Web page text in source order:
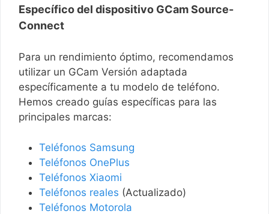
Específico del dispositivo GCam Source-
Connect
Para un rendimiento óptimo, recomendamos
utilizar un GCam Versión adaptada
específicamente a tu modelo de teléfono.
Hemos creado guías específicas para las
principales marcas:
Teléfonos Samsung
Teléfonos OnePlus
Teléfonos Xiaomi
Teléfonos reales (Actualizado)
Teléfonos Motorola